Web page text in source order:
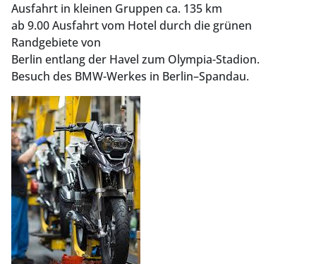
Ausfahrt in kleinen Gruppen ca. 135 km
ab 9.00 Ausfahrt vom Hotel durch die grünen
Randgebiete von
Berlin entlang der Havel zum Olympia-Stadion.
Besuch des BMW-Werkes in Berlin–Spandau.